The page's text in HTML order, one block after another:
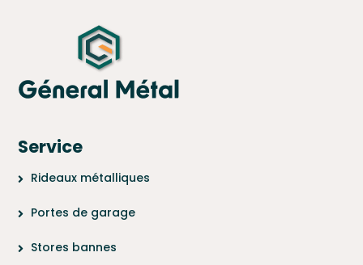
Service
Rideaux métalliques
Portes de garage
Stores bannes